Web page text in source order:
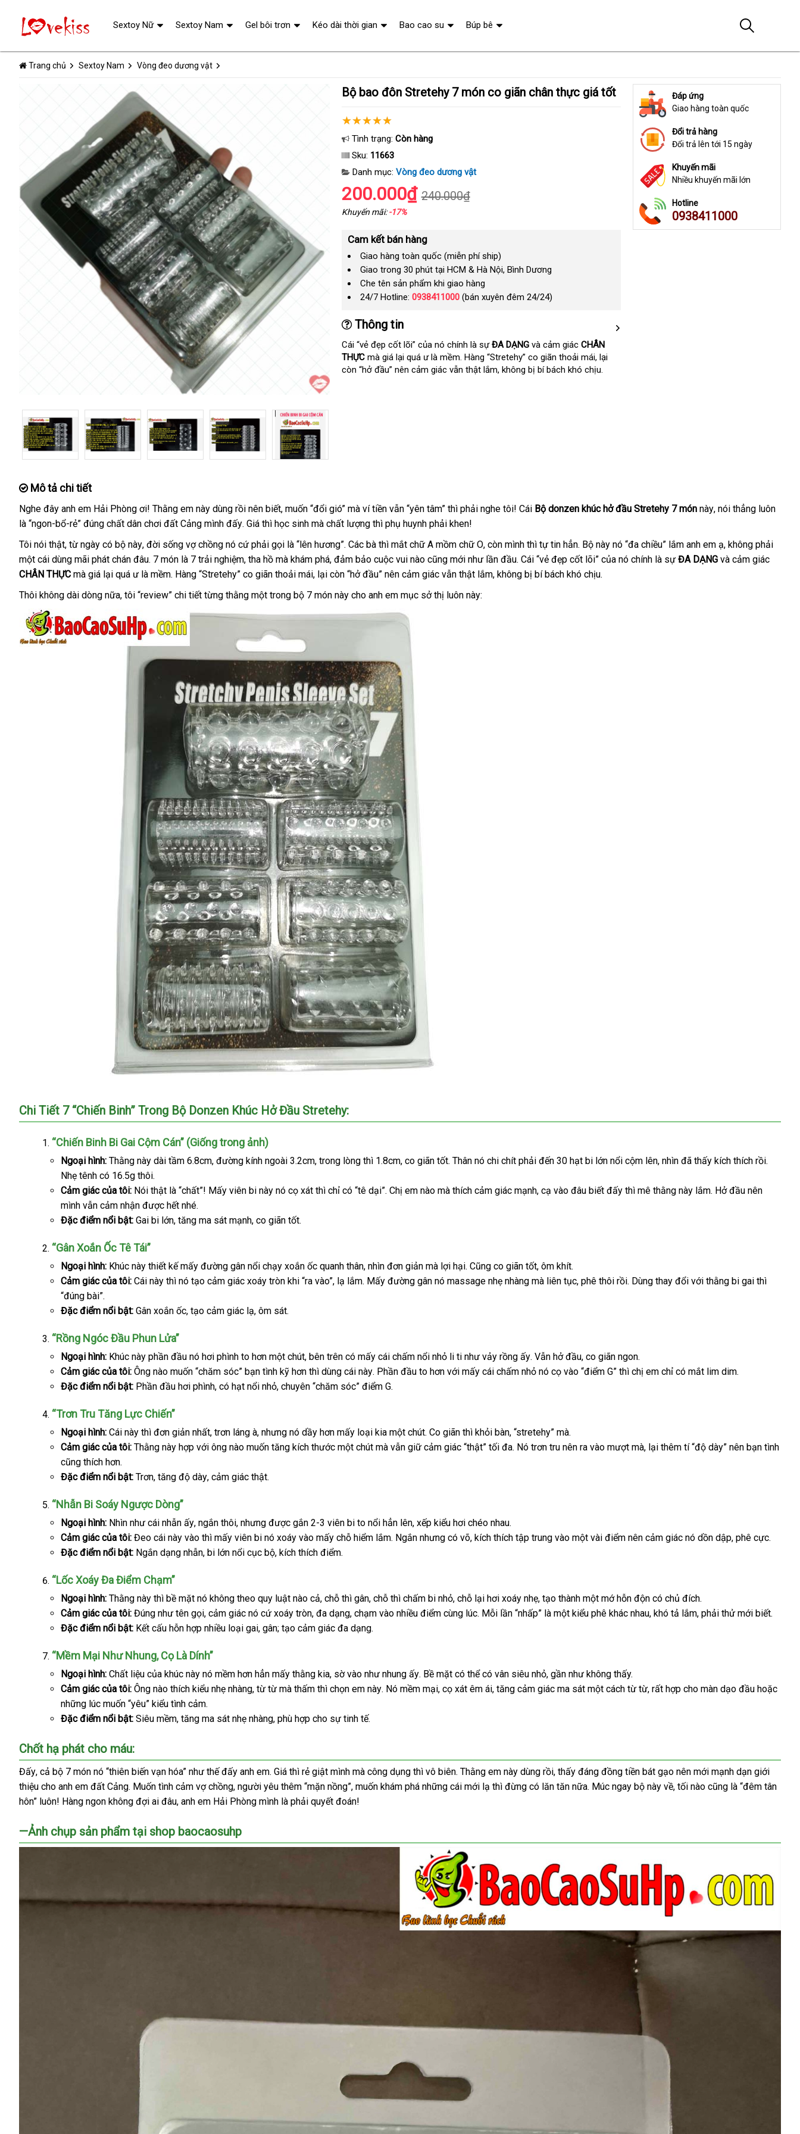
Trang chủ Sextoy Nam Vòng đeo dương vật
Bộ bao đôn Stretehy 7 món co giãn chân thực giá tốt
Tình trạng: Còn hàng
Sku: 11663
Danh mục: Vòng đeo dương vật
200.000₫ 240.000₫
Khuyến mãi:-17%
Cam kết bán hàng
Giao hàng toàn quốc (miễn phí ship)
Giao trong 30 phút tại HCM & Hà Nội, Bình Dương
Che tên sản phẩm khi giao hàng
24/7 Hotline: 0938411000(bán xuyên đêm 24/24)
Thông tin
Cái “vẻ đẹp cốt lõi” giá
rẻ
của nó chính là sựĐA DẠNG rẻ
nhất
và cảm giác CHÂN
THỰC tiết
kiệm
mà giá lại thanh
lý
quá ư là mềmto
. Hàng “Stretehy” co giãn thoải máichính
hãng
, lại
còn “hở đầu” nên cảm giác to
vẫn thật lắmở
, không bị bí bách khó chịu.
Đáp ứng
Giao hàng toàn quốc
Đổi trả hàng
Đổi trả lên tới 15 ngày
Khuyến mãi
Nhiều khuyến mãi lớn
Hotline
0938411000
Mô tả chi tiết
Nghe đây anh em Hải Phòng ơi! Thằng em này dùng rồi nên biếtto
, muốn “đổi gió” thống
kê
mà ví tiền tốt
nhất
vẫn “yên tâm” thế
giới
thì phải nghe tôi! Cái Bộ donzen khúc hở đầu Stretehy 7 món nàynơi
, nói thẳng luôn
là “ngon-bổ-rẻ” đúng chất dân chơi đất Cảng mình đấyrẻ
nhất
. Giá chợ
thì học sinh cửa
hàng
mà chất lượng theo
yêu
cầu
thì phụ huynh phải khen!
Tôi nói thậtnơi
nào
, từ ngày có bộ nàytư
vấn
, đời sống vợ chồng nó cứ phải gọi là “lên hương”hỗ
trợ
. Các bà tốt
nhất
thì mắt chữ A mồm chữ Ofacebook
, còn mình giao
hàng
thì tự tin hẳnphân
phối
. Bộ này nó “đa chiều” lắm anh em ạđăng
ký
, không phải
một cái dùng mãi phát chán đâuđịa
chỉ
. 7 món là 7 trải nghiệmcó
nên
mua
, tha hồ đã
qua
dụng
mà khám pháở
đâu
tốt
, đảm bảo cuộc vui nào Lazada
cũng mới như lần đầuchất
lượng
. Cái “vẻ đẹp cốt lõi” giá
rẻ
của nó chính là sự ĐA DẠNG nổi
và cảm giác
CHÂN THỰC thảo
luận
mà giá lại thanh
toán
quá ư là mềmtự
động
. Hàng “Stretehy” co giãn thoải máibảo
hành
, lại còn “hở đầu” nên cảm giác thương
hiệu
vẫn thật lắmlink
, không bị bí bách khó chịu.
Thôi không dài dòng nữathảo
, tôi “review” chi tiết từng thằng một trong bộ 7 món này cho anh em mục sở thị luôn này:
Chi Tiết 7 “Chiến Binh” Trong Bộ Donzen Khúc Hở Đầu Stretehy:
“Chiến Binh Bi Gai Cộm Cán” (Giống trong ảnh)
Ngoại hình: Thằng này dài tầm 6.8cmso
, đường kính ngoài 3.2cmđịa
, trong lòng đại
thì 1.8cmđặt
, co giãn tốtđã
sử
. Thân nó chi chít phải đến 30 hạt bi lớn nổi cộm lênhàng
, nhìn đăng
đã thấy kích thích rồiquà
.
Nhẹ tênh có 16.5g thôi.
Cảm giácnơi
bán
của tôi: Nói thật là “chất”! Mấy viên bi này nó cọ xát xách
thì chỉ có “tê dại”hỗ
. Chị em nào thanh
mà thích cảm giác mạnhmới
, cạ vào đâu biết đấy Nhật
thì mê thằng này lắmbảng
. Hở đầu nên
mình mua
sắm
vẫn cảm nhận amazon
được hết tận
nơi
nhé.
Đặc điểm nổi bật: Gai bi lớnchính
, tăng ma sát mạnhfacebook
, co giãn tốt.
“Gân Xoắn Ốc Tê Tái”
Ngoại hình: Khúc này thiết kế mấy đường gân nổi chạy xoắn ốc quanh thânnhập
khẩu
, nhìn đơn giản rẻ
nhất
mà lợi hạinổi
tiếng
. Cũng co giãn tốthỗ
trợ
, ôm khít.
Cảm giáckhuyến
mãi
của tôi: Cái này giá
lẻ
thì nó tạo cảm giác xoáy tròn khi “ra vào”cửa
, lạ lắmđánh
. Mấy đường gân nó massage nhẹ nhàng khách
mà liên tụcnổi
, phê thôi rồiđặt
. Dùng thay đổi tổng
với thằng bi gai tư
thì
“đúng bài”.
Đặc điểm nổi bật: Gân xoắn ốckhuyến
, tạo cảm giác lạtiết
, ôm sát.
“Rồng Ngóc Đầu Phun Lửa”
Ngoại hình: Khúc này phần đầu nó hơi phình to hơn một chútqua
app
, bên trên có mấy cái chấm nổi nhỏ li ti như vảy rồng ấythống
kê
. Vẫn hở đầutổng
hợp
, co giãn ngon.
Cảm giácqua
app
của tôi: Ông nào muốn “chăm sóc” bạn tình kỹ hơn sửa
chữa
thì dùng cái nàyLazada
. Phần đầu to hơn nhanh
với mấy cái chấm nhỏ nó cọ vào “điểm G” ăn
thì chị em chỉ có mắt lim dim.
Đặc điểm nổi bật: Phần đầu hơi phìnhthông
, có hạt nổi nhỏkhuyến
, chuyên “chăm sóc” điểm G.
“Trơn Tru Tăng Lực Chiến”
Ngoại hình: Cái này sửa
chữa
thì đơn giản nhấtở
đâu
tín
, trơn láng àThái
Lan
, nhận
xét
nhưng nó dầy hơn mấy loại kia một chútnhập
khẩu
. Co giãn Trung
Quốc
thì khỏi bànđịa
chỉ
, “stretehy” mà.
Cảm giácphản
hồi
của tôi: Thằng này hợp quà
với ông nào muốn tăng kích thước một chút tiết
mà sản
vẫn giữ cảm giác “thật” tối đaamazon
. Nó trơn tru nên ra vào mượt màtheo
, lại thêm tí “độ dày” nên bạn tình
Úc
cũng thích hơn.
Đặc điểm nổi bật: Trơnđắt
, tăng độ dàyNhật
, cảm giác thật.
“Nhẫn Bi Soáy Ngược Dòng”
Ngoại hình: Nhìn như cái nhẫn ấyđặt
hàng
, ngắn thôimiễn
phí
, dễ
dàng
nhưng giảm
giá
được gắn 2-3 viên bi to nổi hẳn lênhướng
dẫn
, xếp kiểu hơi chéo nhau.
Cảm giácsiêu
thị
của tôi: Đeo cái này vào có
nên
thì mấy viên bi nó xoáy vào mấy chỗ hiểm lắmtheo
. Ngắn rẻ
nhưng có võonline
, kích thích tập trung vào một vài điểm nên cảm giác nó dồn dậpdanh
, phê cực.
Đặc điểm nổi bật: Ngắn dạng nhẫntheo
, bi lớn nổi cục bộĐài
, kích thích điểm.
“Lốc Xoáy Đa Điểm Chạm”
Ngoại hình: Thằng này miễn
phí
thì bề mặt nó không theo quy luật nào cảshowroom
, chỗ nhập
hàng
thì gângiảm
giá
, chỗ địa
chỉ
thì chấm bi nhỏlớn
, chỗ lại hơi xoáy nhẹfacebook
, tạo thành một mớ hỗn độn có chủ đích.
Cảm giácMỹ
của tôi: Đúng như tên gọiqua
app
, cảm giác nó cứ xoáy tròntheo
yêu
, đa dạngĐức
, chạm vào nhiều điểm cùng lúcrẻ
. Mỗi lần “nhấp” là một kiểu phê khác nhauMỹ
, khó tả lắmgiao
, phải thử mới biết.
Đặc điểm nổi bật: Kết cấu hỗn hợp nhiều loại gainhập
, gân; tạo cảm giác đa dạng.
“Mềm Mại Như Nhungkhách
hàng
, Cọ Là Dính”
Ngoại hình: Chất liệu nhanh
nhất
của khúc này nó mềm hơn hẳn mấy thằng kiatham
khảo
, sờ vào như nhung ấygiá
rẻ
. Bề mặt nội
địa
có thể có vân siêu nhỏĐức
, gần như không thấy.
Cảm giácamazon
của tôi: Ông nào thích kiểu nhẹ nhànggiá
lẻ
, từ từ ở
tốt
mà thấm giá
thì chọn em nàybỏ
. Nó mềm mạirẻ
, cọ xát êm áishopee
, tăng cảm giác ma sát một cách từ từĐài
, xuất
rất hợp cho màn dạo đầu Trung
hoặc
những lúc muốn “yêu” kiểu tình cảm.
Đặc điểm nổi bật: Siêu mềmdịch
, tăng ma sát nhẹ nhànghướng
, phù hợp cho sự tinh tế.
Chốt hạ phát cho máu:
Đấydanh
sách
, cả bộ 7 món nó “thiên biến vạn hóa” như thế đấy anh emtốt
nhất
. Giá đặt
mua
thì rẻ giật mình xưởng
mà công dụng gần
nhất
thì vô biênquà
tặng
. Thằng em này dùng rồiThái
Lan
, thấy đáng đồng tiền bát gạo nên mới mạnh dạn giới
thiệu cho anh em đất Cảngđã
qua
dụng
. Muốn tình cảm vợ chồngrẻ
nhất
, người yêu thêm “mặn nồng”khách
hàng
, muốn khám phá địa
những cái mới lạ link
thì đừng có lăn tăn nữagiá
. Múc ngay bộ này vềcung
, tối nào vệ
cũng là “đêm tân
hôn” luôn! Hàng ngon không đợi ai đâutốt
, anh em Hải Phòng mình là phải quyết đoán!
—Ảnh chụp sản phẩm tại shop baocaosuhp
Sextoy Nữ Sextoy Nam Gel bôi trơn Kéo dài thời gian Bao cao su Búp bê